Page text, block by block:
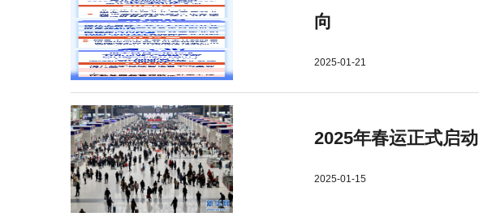
向
2025-01-21
2025年春运正式启动
2025-01-15